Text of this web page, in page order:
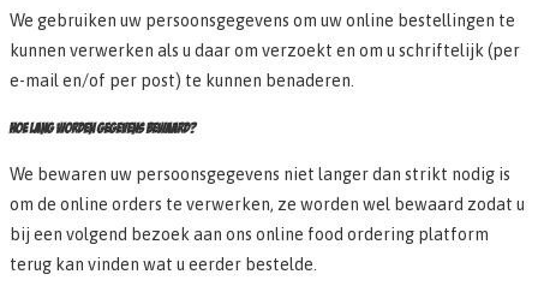
We gebruiken uw persoonsgegevens om uw online bestellingen te
kunnen verwerken als u daar om verzoekt en om u schriftelijk (per
e-mail en/of per post) te kunnen benaderen.
HOE LANG WORDEN GEGEVENS BEWAARD?
We bewaren uw persoonsgegevens niet langer dan strikt nodig is
om de online orders te verwerken, ze worden wel bewaard zodat u
bij een volgend bezoek aan ons online food ordering platform
terug kan vinden wat u eerder bestelde.